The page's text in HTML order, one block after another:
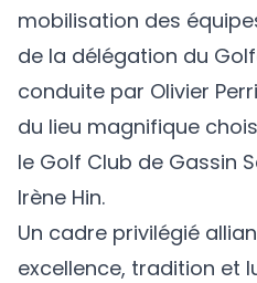
mobilisation des
de la délégation du
conduite par Olivier
du lieu magnifique
le Golf Club de Gassin
Irène Hin.
Un cadre privilégié
excellence, tradition et